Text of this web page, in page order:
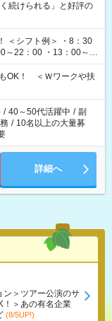
続けられる」と好評の
～22：00 ・13：00～
OK！ ＜Ｗワークや扶
/ 40～50代活躍中 / 副
/ 10名以上の大量募
詳細へ
ン＞ツアー公演のサ
！＞あの有名企業
(8/5UP!)